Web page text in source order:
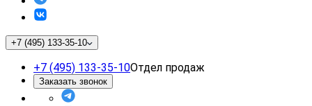
+7 (495) 133-35-10
+7 (495) 133-35-10Отдел продаж
Заказать звонок